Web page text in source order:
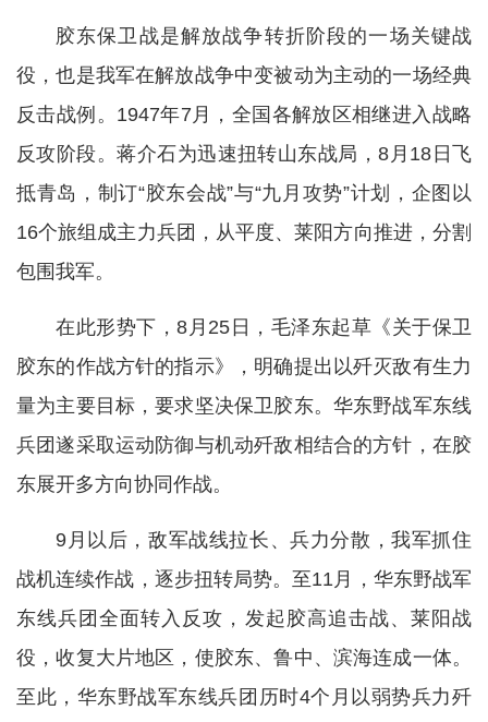
胶东保卫战是解放战争转折阶段的一场关键战
役，也是我军在解放战争中变被动为主动的一场经典
反击战例。1947年7月，全国各解放区相继进入战略
反攻阶段。蒋介石为迅速扭转山东战局，8月18日飞
抵青岛，制订“胶东会战”与“九月攻势”计划，企图以
16个旅组成主力兵团，从平度、莱阳方向推进，分割
包围我军。
在此形势下，8月25日，毛泽东起草《关于保卫
胶东的作战方针的指示》，明确提出以歼灭敌有生力
量为主要目标，要求坚决保卫胶东。华东野战军东线
兵团遂采取运动防御与机动歼敌相结合的方针，在胶
东展开多方向协同作战。
9月以后，敌军战线拉长、兵力分散，我军抓住
战机连续作战，逐步扭转局势。至11月，华东野战军
东线兵团全面转入反攻，发起胶高追击战、莱阳战
役，收复大片地区，使胶东、鲁中、滨海连成一体。
至此，华东野战军东线兵团历时4个月以弱势兵力歼